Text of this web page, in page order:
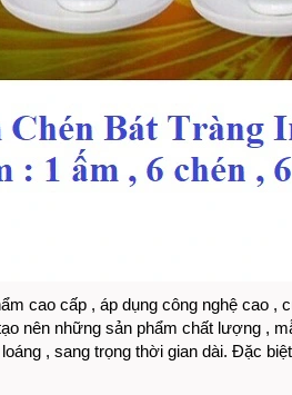
cao cấp , áp dụng công nghệ cao ,
nên những sản phẩm chất lượng ,
, sang trọng thời gian dài. Đặc